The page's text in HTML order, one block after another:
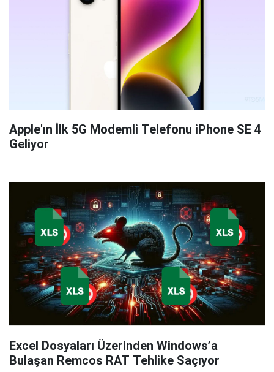
Apple'ın İlk 5G Modemli Telefonu iPhone SE 4
Geliyor
Excel Dosyaları Üzerinden Windows’a
Bulaşan Remcos RAT Tehlike Saçıyor